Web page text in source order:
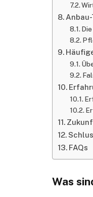
FAQs
Was